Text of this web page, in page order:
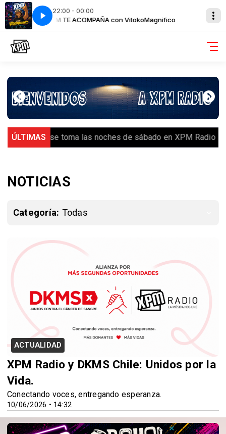
22:00 - 00:00
XPM TE ACOMPAÑA con VitokoMagnifico
ÚLTIMASse toma las noches de sábado en XPM Radio
NOTICIAS
Categoría: Todas
ACTUALIDAD
10/06/2026 • 14:32
XPM Radio y DKMS Chile: Unidos por la
Vida.
Conectando voces, entregando esperanza.